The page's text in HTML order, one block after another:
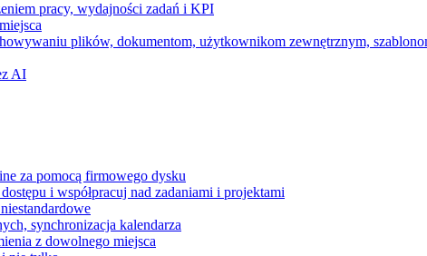
pracy, wydajności zadań i KPI
plików, dokumentom, użytkownikom zewnętrznym,
AI
za pomocą firmowego dysku
i współpracuj nad zadaniami i projektami
synchronizacja kalendarza
z dowolnego miejsca